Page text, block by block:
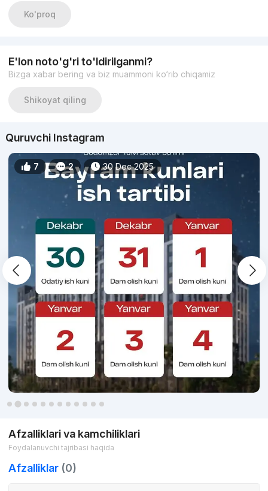
qoplangan, bu uyga chiroyli ko'rinish beradi.
Ko'proq
E'lon noto'g'ri to'ldirilganmi?
Bizga xabar bering va biz muammoni ko‘rib chiqamiz
Shikoyat qiling
Quruvchi Instagram
7 2 30 Dec 2025
Afzalliklari va kamchiliklari
Foydalanuvchi tajribasi haqida
Afzalliklar (0)